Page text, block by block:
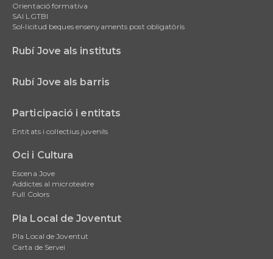
Orientació formativa
SAI LGTBI
Sol•licitud beques ensenyaments post obligatòris
Rubí Jove als instituts
Rubí Jove als barris
Participació i entitats
Entitats i col·lectius juvenils
Oci i Cultura
Escena Jove
Addictes al microteatre
Full Colors
Pla Local de Joventut
Pla Local de Joventut
Carta de Servei